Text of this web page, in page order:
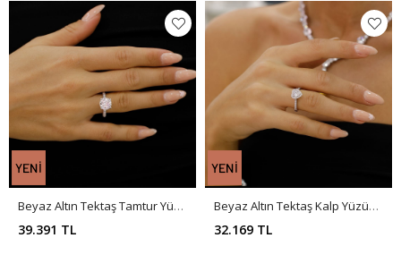
Beyaz Altın Tektaş Tamtur Yüzük AA0027
39.391 TL
Beyaz Altın Tektaş Kalp Yüzük AA0026
32.169 TL